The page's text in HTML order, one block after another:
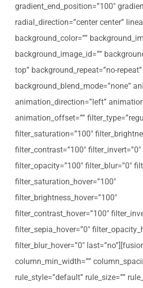
gradient_end_position=”100″
radial_direction=”center center”
background_color=””
background_image_id=””
top” background_repeat=”no-repeat”
background_blend_mode=”none”
animation_direction=”left”
animation_offset=””
filter_saturation=”100″
filter_contrast=”100″
filter_opacity=”100″ filter_blur=”0″
filter_saturation_hover=”100″
filter_brightness_hover=”100″
filter_contrast_hover=”100″
filter_sepia_hover=”0″
filter_blur_hover=”0″
column_min_width=””
rule_style=”default” rule_size=””